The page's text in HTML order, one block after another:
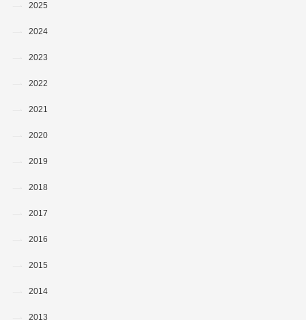
2025
2024
2023
2022
2021
2020
2019
2018
2017
2016
2015
2014
2013